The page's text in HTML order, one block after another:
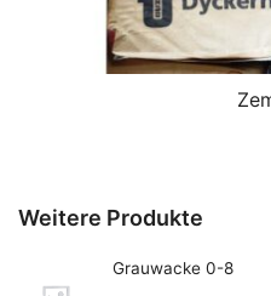
Weitere Produkte
Grauwacke 0-8